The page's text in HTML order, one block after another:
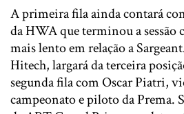
A primeira fila ainda contará
da HWA que terminou a sessão
mais lento em relação a
Hitech, largará da terceira
segunda fila com Oscar Piatri,
campeonato e piloto da Prema.